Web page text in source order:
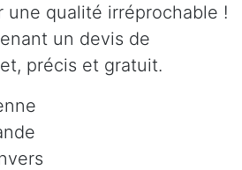
une qualité irréprochable !
un devis de
précis et gratuit.